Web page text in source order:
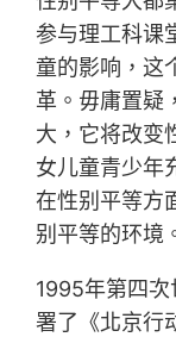
参与理工科课
童的影响，这
革。毋庸置疑
大，它将改变
女儿童青少年
在性别平等方
别平等的环境
1995年第四
署了《北京行